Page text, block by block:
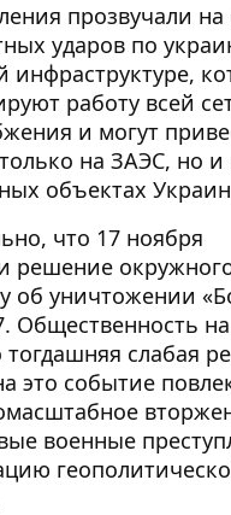
прозвучали
ударов по
инфраструктуре,
работу всей
и могут
на ЗАЭС, но и
объектах
что 17 ноября
решение
об уничтожении
Общественность
тогдашняя слабая
это событие
военные